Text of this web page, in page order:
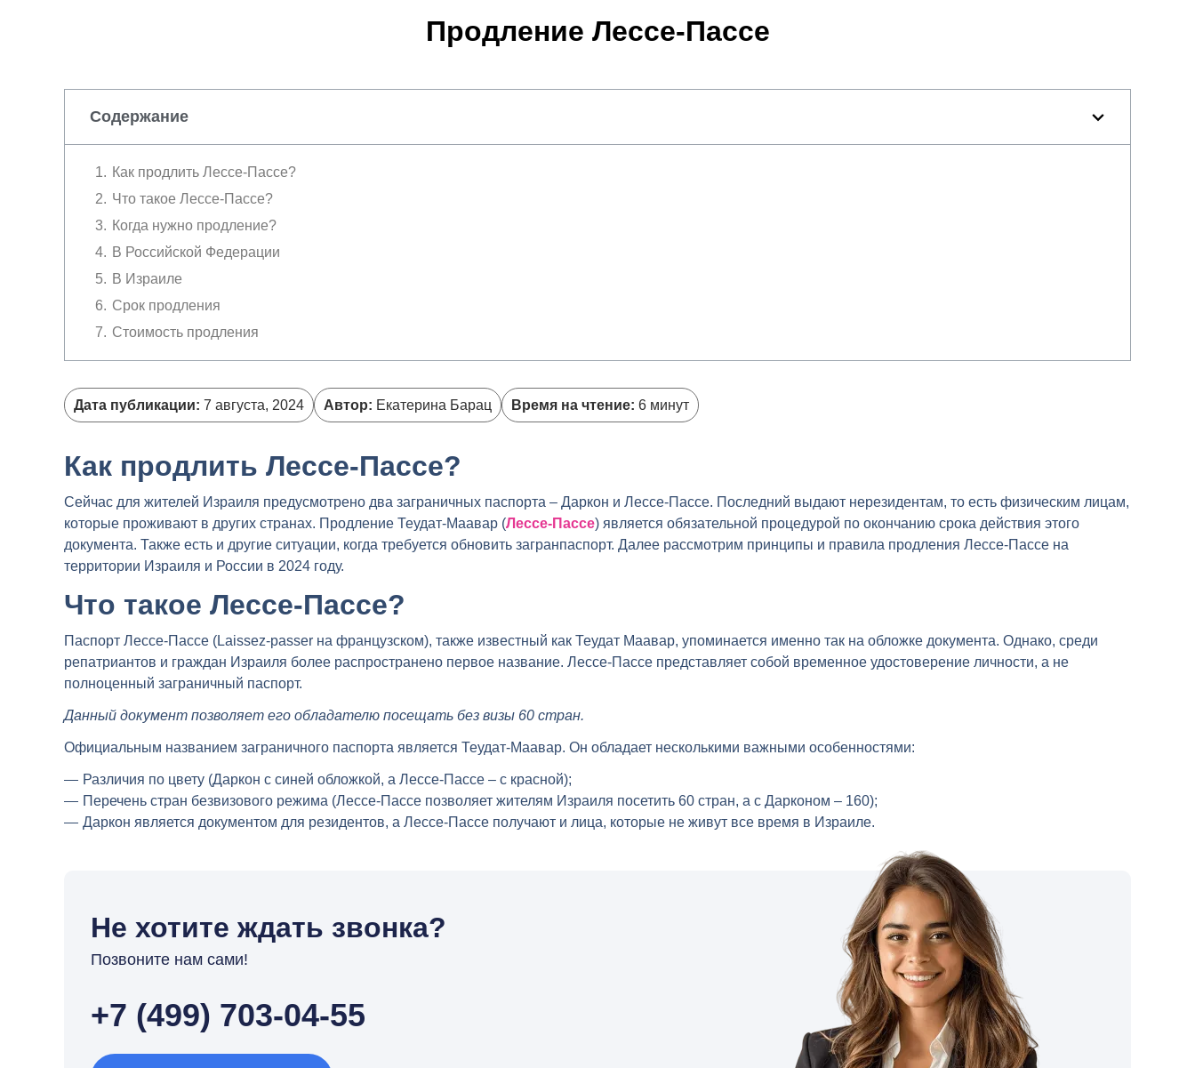
Продление Лессе-Пассе
Содержание
Как продлить Лессе-Пассе?
Что такое Лессе-Пассе?
Когда нужно продление?
В Российской Федерации
В Израиле
Срок продления
Стоимость продления
Дата публикации: 7 августа, 2024 Автор: Екатерина Барац Время на чтение: 6 минут
Как продлить Лессе-Пассе?
Сейчас для жителей Израиля предусмотрено два заграничных паспорта – Даркон и Лессе-Пассе. Последний выдают нерезидентам, то есть физическим лицам,
которые проживают в других странах. Продление Теудат-Маавар (Лессе-Пассе) является обязательной процедурой по окончанию срока действия этого
документа. Также есть и другие ситуации, когда требуется обновить загранпаспорт. Далее рассмотрим принципы и правила продления Лессе-Пассе на
территории Израиля и России в 2024 году.
Что такое Лессе-Пассе?
Паспорт Лессе-Пассе (Laissez-passer на французском), также известный как Теудат Маавар, упоминается именно так на обложке документа. Однако, среди
репатриантов и граждан Израиля более распространено первое название. Лессе-Пассе представляет собой временное удостоверение личности, а не
полноценный заграничный паспорт.
Данный документ позволяет его обладателю посещать без визы 60 стран.
Официальным названием заграничного паспорта является Теудат-Маавар. Он обладает несколькими важными особенностями:
Различия по цвету (Даркон с синей обложкой, а Лессе-Пассе – с красной);
Перечень стран безвизового режима (Лессе-Пассе позволяет жителям Израиля посетить 60 стран, а с Дарконом – 160);
Даркон является документом для резидентов, а Лессе-Пассе получают и лица, которые не живут все время в Израиле.
Не хотите ждать звонка?
Позвоните нам сами!
+7 (499) 703-04-55